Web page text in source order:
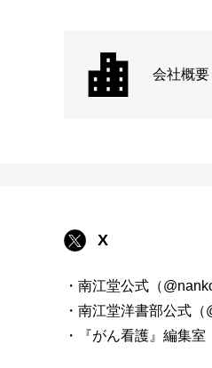
会社概要
X
・南江堂公式（
・南江堂洋書部公式（
・『がん看護』編集室